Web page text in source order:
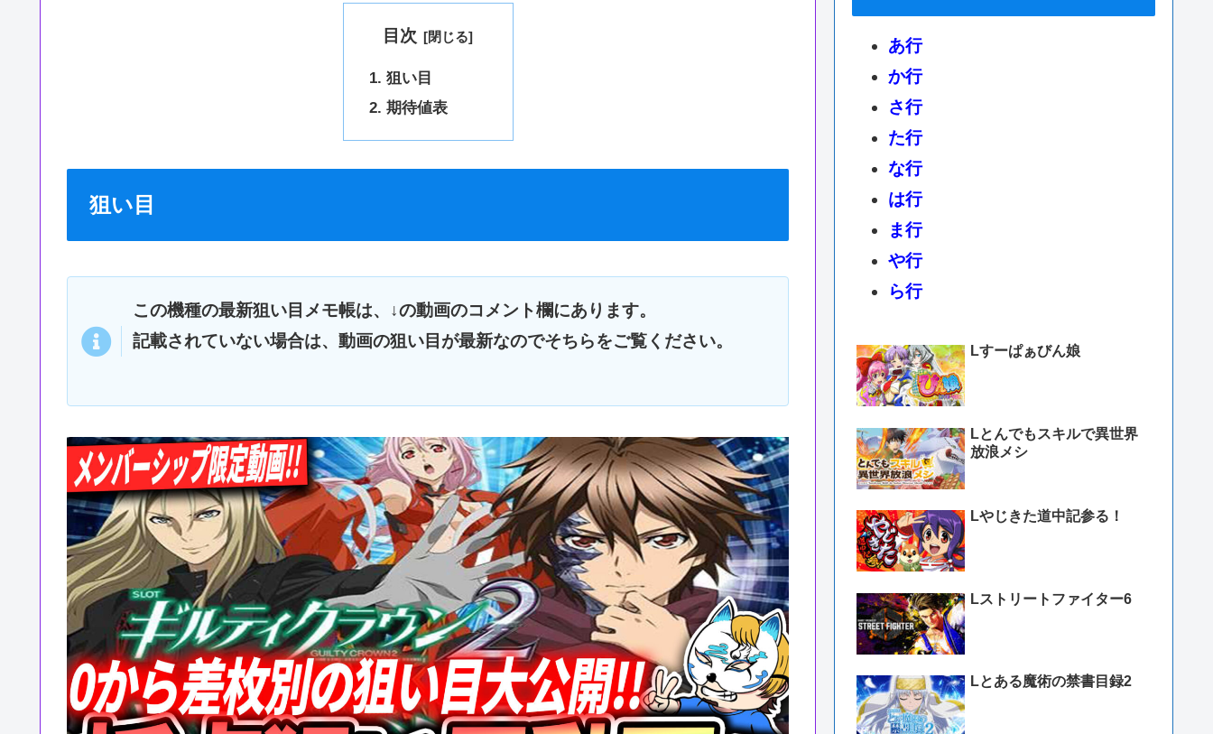
目次
狙い目
期待値表
狙い目
この機種の最新狙い目メモ帳は、↓の動画のコメント欄にあります。
記載されていない場合は、動画の狙い目が最新なのでそちらをご覧ください。
あ行
か行
さ行
た行
な行
は行
ま行
や行
ら行
Lすーぱぁびん娘
Lとんでもスキルで異世界
放浪メシ
Lやじきた道中記参る！
Lストリートファイター6
Lとある魔術の禁書目録2